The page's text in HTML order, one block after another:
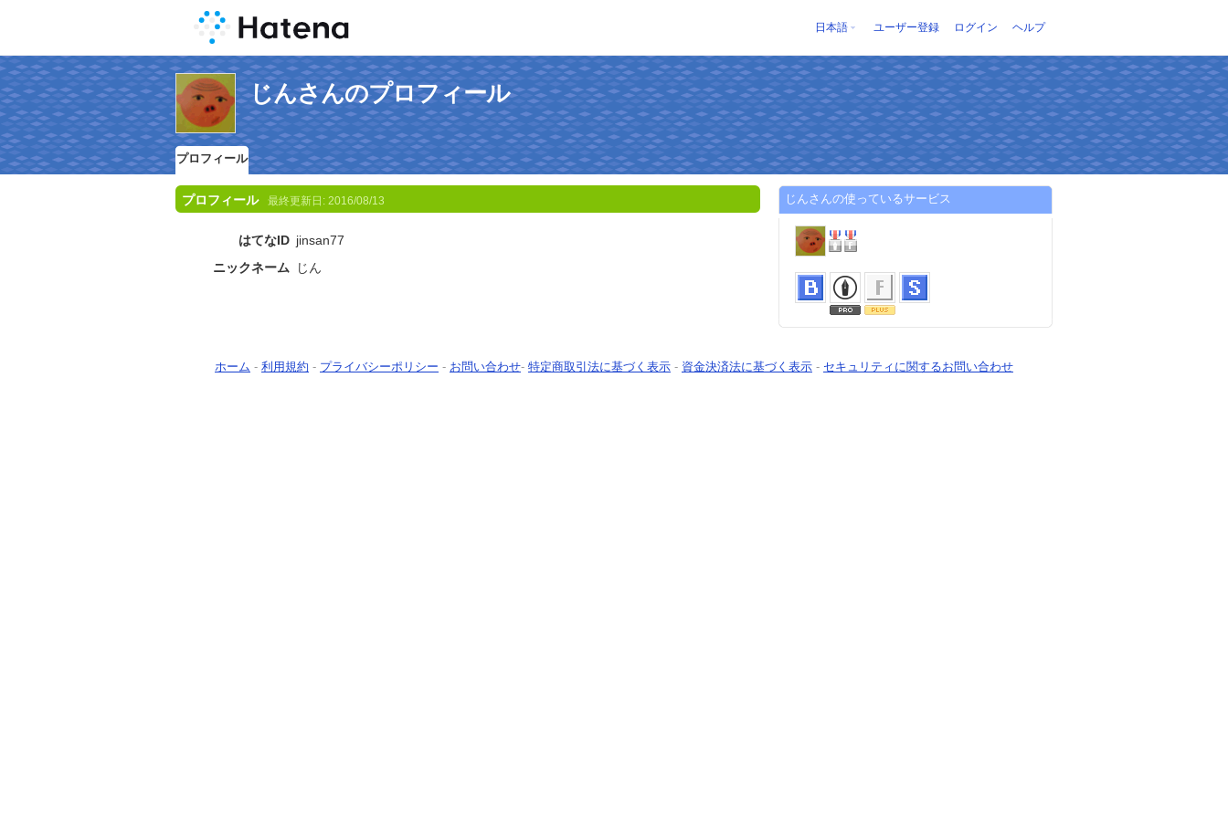
日本語 ユーザー登録 ログイン ヘルプ
じんさんのプロフィール
プロフィール
プロフィール 最終更新日: 2016/08/13
はてなID jinsan77
ニックネーム
じん
じんさんの使っているサービス
ホーム - 利用規約 - プライバシーポリシー - お問い合わせ- 特定商取引法に基づく表示 - 資金決済法に基づく表示 - セキュリティに関するお問い合わせ